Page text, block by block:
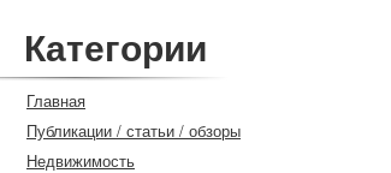
Категории
Главная
Публикации / статьи / обзоры
Недвижимость